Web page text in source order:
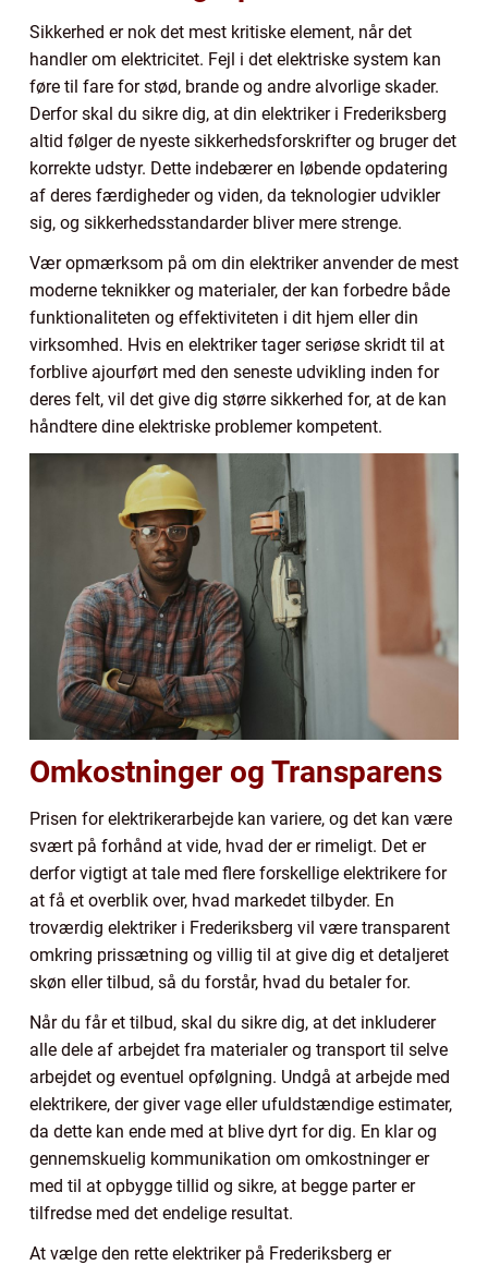
Sikkerhed er nok det mest kritiske element, når det
handler om elektricitet. Fejl i det elektriske system kan
føre til fare for stød, brande og andre alvorlige skader.
Derfor skal du sikre dig, at din elektriker i Frederiksberg
altid følger de nyeste sikkerhedsforskrifter og bruger det
korrekte udstyr. Dette indebærer en løbende opdatering
af deres færdigheder og viden, da teknologier udvikler
sig, og sikkerhedsstandarder bliver mere strenge.
Vær opmærksom på om din elektriker anvender de mest
moderne teknikker og materialer, der kan forbedre både
funktionaliteten og effektiviteten i dit hjem eller din
virksomhed. Hvis en elektriker tager seriøse skridt til at
forblive ajourført med den seneste udvikling inden for
deres felt, vil det give dig større sikkerhed for, at de kan
håndtere dine elektriske problemer kompetent.
Omkostninger og Transparens
Prisen for elektrikerarbejde kan variere, og det kan være
svært på forhånd at vide, hvad der er rimeligt. Det er
derfor vigtigt at tale med flere forskellige elektrikere for
at få et overblik over, hvad markedet tilbyder. En
troværdig elektriker i Frederiksberg vil være transparent
omkring prissætning og villig til at give dig et detaljeret
skøn eller tilbud, så du forstår, hvad du betaler for.
Når du får et tilbud, skal du sikre dig, at det inkluderer
alle dele af arbejdet fra materialer og transport til selve
arbejdet og eventuel opfølgning. Undgå at arbejde med
elektrikere, der giver vage eller ufuldstændige estimater,
da dette kan ende med at blive dyrt for dig. En klar og
gennemskuelig kommunikation om omkostninger er
med til at opbygge tillid og sikre, at begge parter er
tilfredse med det endelige resultat.
At vælge den rette elektriker på Frederiksberg er